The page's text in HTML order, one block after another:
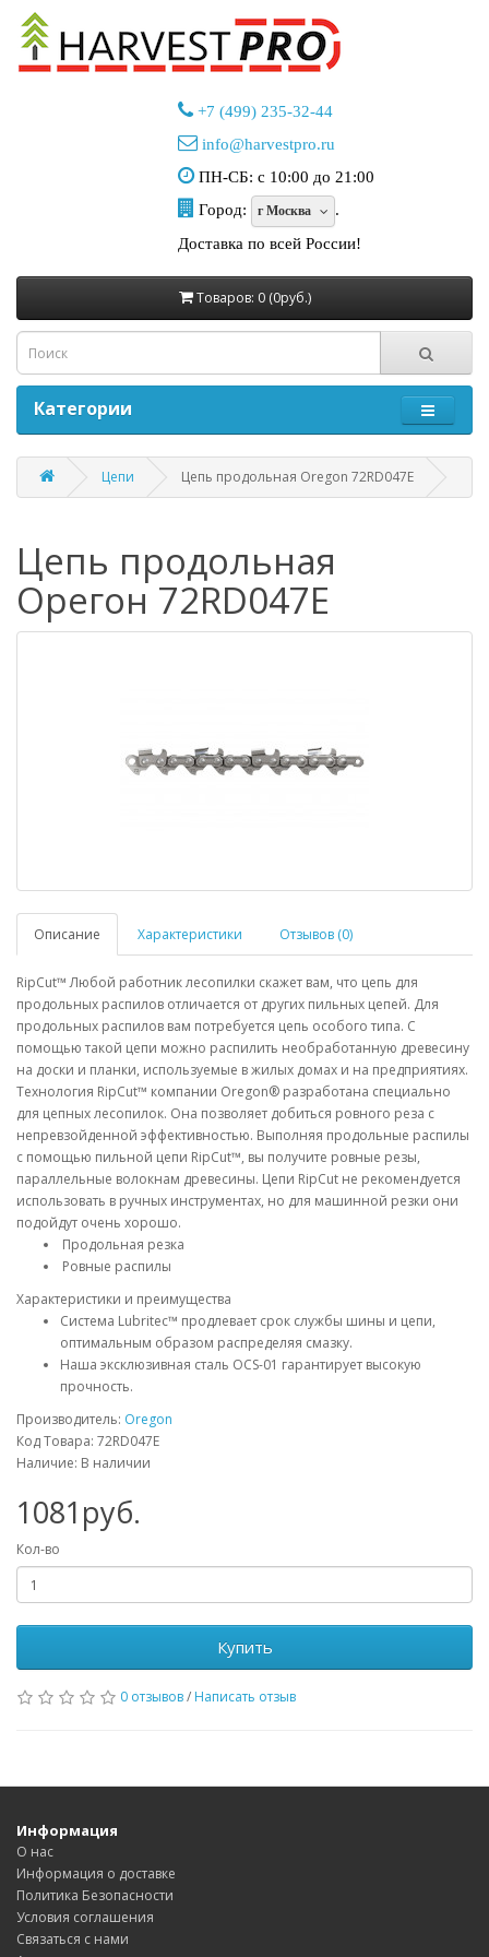
+7 (499) 235-32-44
info@harvestpro.ru
ПН-СБ: с 10:00 до 21:00
Город:
г Москва
.
Доставка по всей России!
Товаров: 0 (0руб.)
Категории
Цепи Цепь продольная Oregon 72RD047E
Цепь продольная
Орегон 72RD047E
Описание Характеристики Отзывов (0)
RipCut™ Любой работник лесопилки скажет вам, что цепь для
продольных распилов отличается от других пильных цепей. Для
продольных распилов вам потребуется цепь особого типа. С
помощью такой цепи можно распилить необработанную древесину
на доски и планки, используемые в жилых домах и на предприятиях.
Технология RipCut™ компании Oregon® разработана специально
для цепных лесопилок. Она позволяет добиться ровного реза с
непревзойденной эффективностью. Выполняя продольные распилы
с помощью пильной цепи RipCut™, вы получите ровные резы,
параллельные волокнам древесины. Цепи RipCut не рекомендуется
использовать в ручных инструментах, но для машинной резки они
подойдут очень хорошо.
Продольная резка
Ровные распилы
Характеристики и преимущества
Система Lubritec™ продлевает срок службы шины и цепи,
оптимальным образом распределяя смазку.
Наша эксклюзивная сталь OCS-01 гарантирует высокую
прочность.
Производитель: Oregon
Код Товара: 72RD047E
Наличие: В наличии
1081руб.
Кол-во
Купить
0 отзывов/ Написать отзыв
Информация
О нас
Информация о доставке
Политика Безопасности
Условия соглашения
Связаться с нами